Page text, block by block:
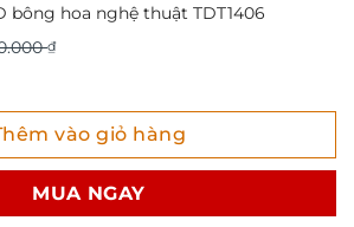
bông hoa nghệ thuật TDT1406
₫
bông hoa nghệ thuật TDT1406 số
vào giỏ hàng
MUA NGAY